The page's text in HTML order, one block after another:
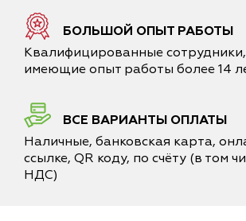
БОЛЬШОЙ ОПЫТ РАБОТЫ
Квалифицированные сотрудники,
имеющие опыт работы более 14
ВСЕ ВАРИАНТЫ ОПЛАТЫ
Наличные, банковская карта,
ссылке, QR коду, по счёту (в том
НДС)